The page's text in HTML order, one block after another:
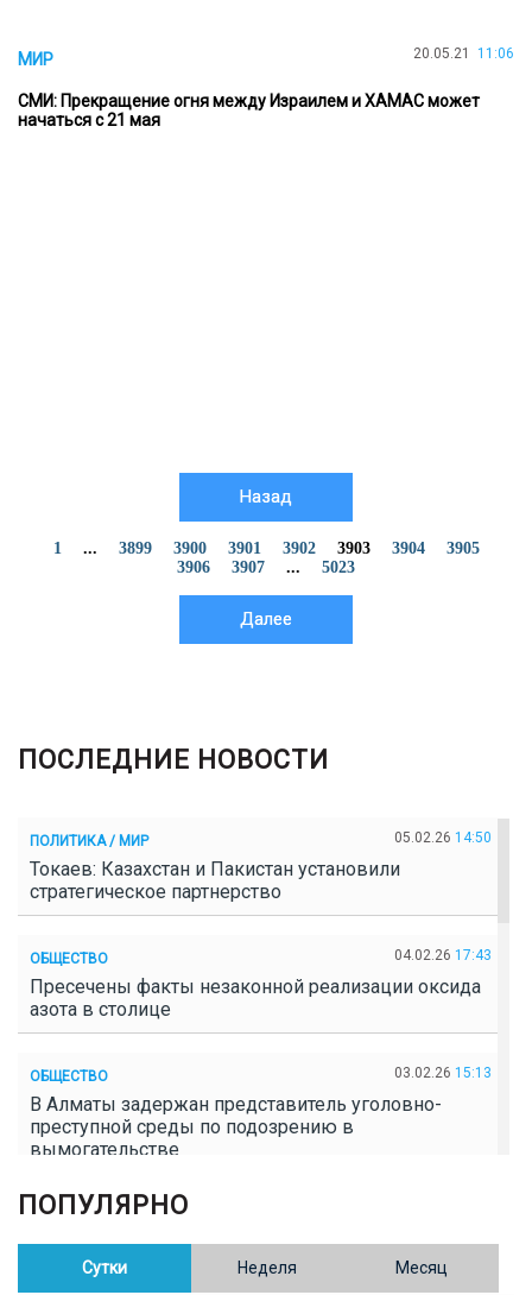
МИР 20.05.21 11:06
СМИ: Прекращение огня между Израилем и ХАМАС может
начаться с 21 мая
Назад
1 ... 3899 3900 3901 3902 3903 3904
3905
3906
3907 ... 5023
Далее
ПОСЛЕДНИЕ НОВОСТИ
ПОЛИТИКА / МИР 05.02.26 14:50
Токаев: Казахстан и Пакистан установили
стратегическое партнерство
ОБЩЕСТВО 04.02.26 17:43
Пресечены факты незаконной реализации оксида
азота в столице
ОБЩЕСТВО 03.02.26 15:13
В Алматы задержан представитель уголовно-
преступной среды по подозрению в
вымогательстве
ОБЩЕСТВО
Полицейские пресекли незаконное выращивание
конопли в Таразе
ПОПУЛЯРНО
Сутки Неделя Месяц